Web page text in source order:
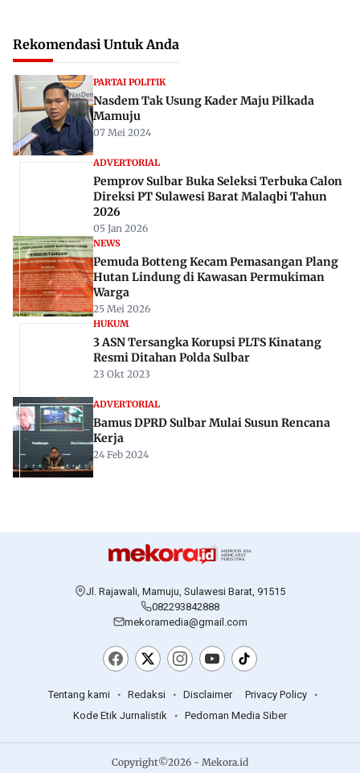
Rekomendasi Untuk Anda
PARTAI POLITIK
Nasdem Tak Usung Kader Maju Pilkada
Mamuju
07 Mei 2024
ADVERTORIAL
Pemprov Sulbar Buka Seleksi Terbuka Calon
Direksi PT Sulawesi Barat Malaqbi Tahun
2026
05 Jan 2026
NEWS
Pemuda Botteng Kecam Pemasangan Plang
Hutan Lindung di Kawasan Permukiman
Warga
25 Mei 2026
HUKUM
3 ASN Tersangka Korupsi PLTS Kinatang
Resmi Ditahan Polda Sulbar
23 Okt 2023
ADVERTORIAL
Bamus DPRD Sulbar Mulai Susun Rencana
Kerja
24 Feb 2024
Jl. Rajawali, Mamuju, Sulawesi Barat, 91515
082293842888
mekoramedia@gmail.com
Tentang kami Redaksi Disclaimer
Privacy Policy
Kode Etik Jurnalistik
Pedoman Media Siber
Copyright©2026 - Mekora.id